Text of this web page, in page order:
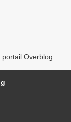
portail Overblog